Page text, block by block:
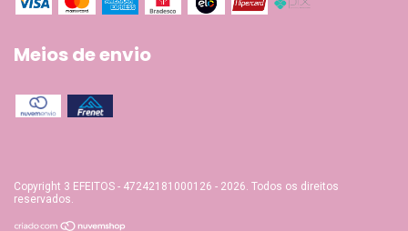
Meios de envio
Copyright 3 EFEITOS - 47242181000126 - 2026. Todos os direitos
reservados.